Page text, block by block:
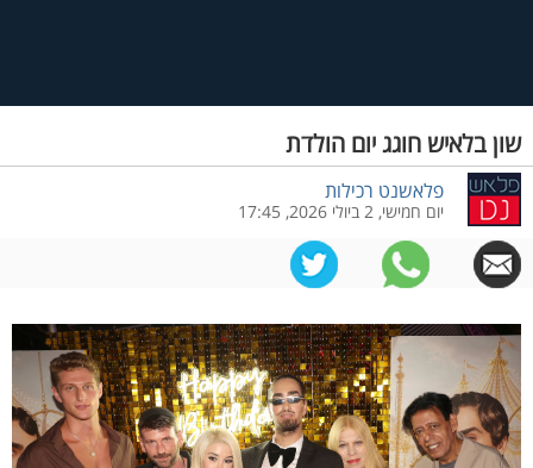
שון בלאיש חוגג יום הולדת
פלאשנט רכילות
יום חמישי, 2 ביולי 2026, 17:45